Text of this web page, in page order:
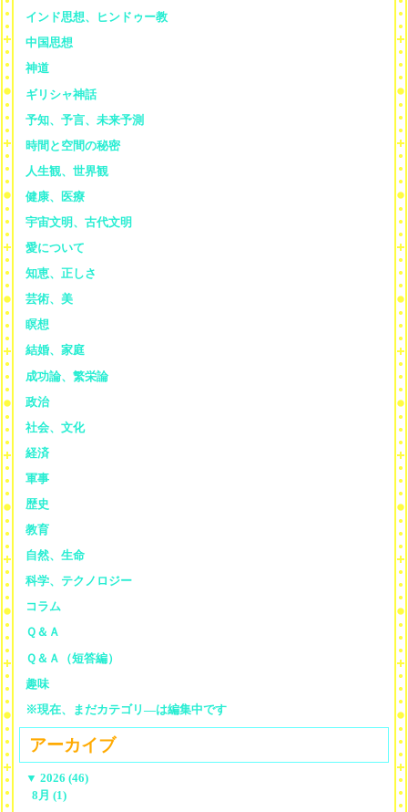
インド思想、ヒンドゥー教
中国思想
神道
ギリシャ神話
予知、予言、未来予測
時間と空間の秘密
人生観、世界観
健康、医療
宇宙文明、古代文明
愛について
知恵、正しさ
芸術、美
瞑想
結婚、家庭
成功論、繁栄論
政治
社会、文化
経済
軍事
歴史
教育
自然、生命
科学、テクノロジー
コラム
Ｑ＆Ａ
Ｑ＆Ａ（短答編）
趣味
※現在、まだカテゴリ—は編集中です
アーカイブ
▼ 2026 (46)
8月 (1)